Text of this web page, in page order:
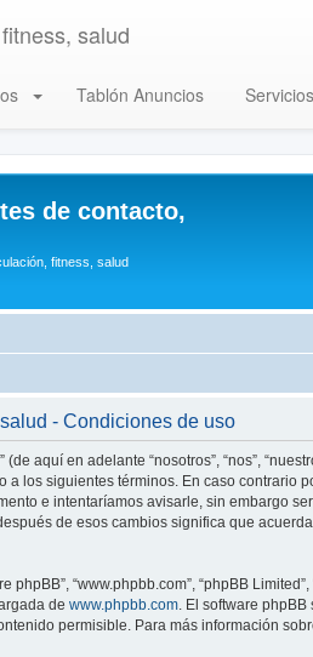
salud
Tablón Anuncios Servicios
de contacto,
fitness, salud
- Condiciones de uso
aquí en adelante “nosotros”, “nos”,
los siguientes términos. En caso contrario
e intentaríamos avisarle, sin embargo
de esos cambios significa que
“www.phpbb.com”, “phpBB
de www.phpbb.com. El software
permisible. Para más información